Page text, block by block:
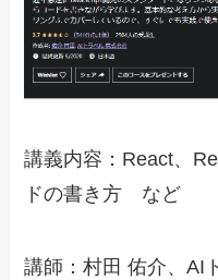
講義内容：React、
ドの書き方 など
講師：村田 佑介、AI